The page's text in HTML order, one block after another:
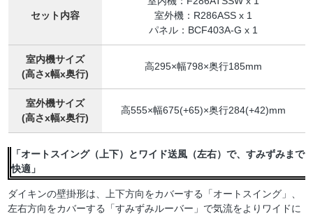
セット内容
室外機：R286ASS x 1
パネル：BCF403A-G x 1
室内機サイズ
(高さx幅x奥行)
高295×幅798×奥行185mm
室外機サイズ
(高さx幅x奥行)
高555×幅675(+65)×奥行284(+42)mm
「オートスイング（上下）とワイド送風（左右）で、すみずみまで
快適」
ダイキンの壁掛形は、上下方向をカバーする「オートスイング」、
左右方向をカバーする「すみずみルーバー」で気流をよりワイドに